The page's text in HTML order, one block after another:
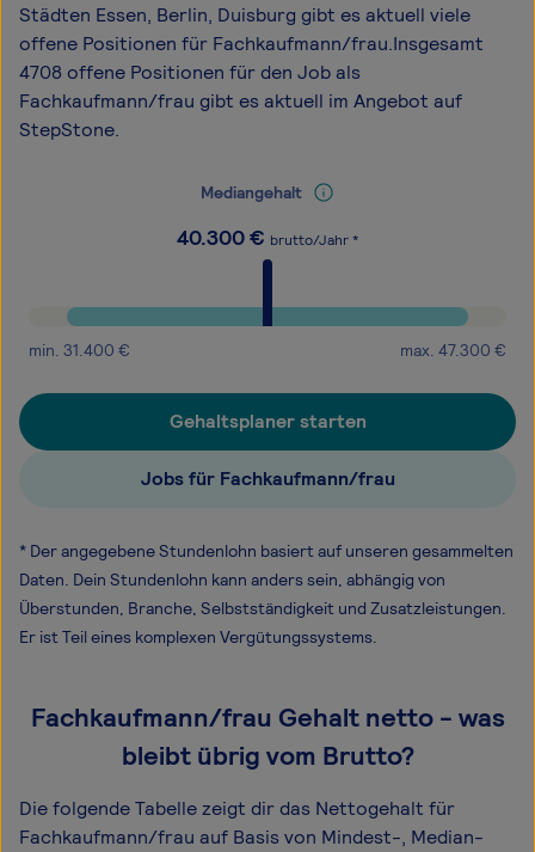
Städten Essen, Berlin, Duisburg gibt es aktuell viele
offene Positionen für Fachkaufmann/frau.Insgesamt
4708 offene Positionen für den Job als
Fachkaufmann/frau gibt es aktuell im Angebot auf
StepStone.
Mediangehalt
40.300€ brutto/Jahr *
min. 31.400 € max. 47.300 €
Gehaltsplaner starten
Jobs für Fachkaufmann/frau
* Der angegebene Stundenlohn basiert auf unseren gesammelten
Daten. Dein Stundenlohn kann anders sein, abhängig von
Überstunden, Branche, Selbstständigkeit und Zusatzleistungen.
Er ist Teil eines komplexen Vergütungssystems.
Fachkaufmann/frau Gehalt netto - was
bleibt übrig vom Brutto?
Die folgende Tabelle zeigt dir das Netto­gehalt für
Fachkaufmann/frau auf Basis von Mindest-, Median-